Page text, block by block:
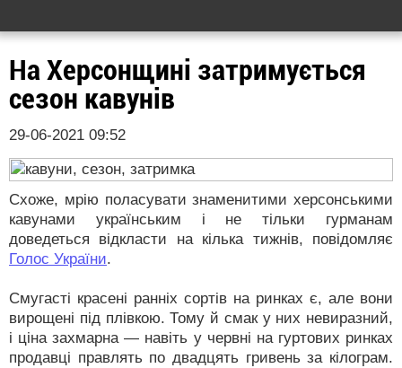
На Херсонщині затримується
сезон кавунів
29-06-2021 09:52
Схоже, мрію поласувати знаменитими херсонськими
кавунами українським і не тільки гурманам
доведеться відкласти на кілька тижнів, повідомляє
Голос України.
Смугасті красені ранніх сортів на ринках є, але вони
вирощені під плівкою. Тому й смак у них невиразний,
і ціна захмарна — навіть у червні на гуртових ринках
продавці правлять по двадцять гривень за кілограм.